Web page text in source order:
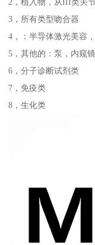
3，所有类型吻合器
4，：半导体激光美容
5，其他的：泵，内窥
6，分子诊断试剂类
7，免疫类
8，生化类